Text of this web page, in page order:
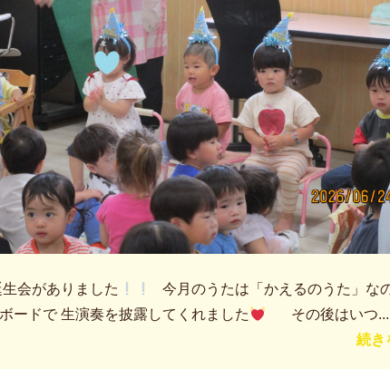
会がありました
今月のうたは「かえるのうた」な
ードで 生演奏を披露してくれました
その後はいつ...
続き